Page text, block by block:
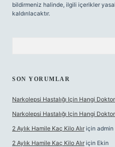
bildirmeniz halinde, ilgili içerikler
kaldırılacaktır.
SON YORUMLAR
Narkolepsi Hastalığı Için Hangi
Narkolepsi Hastalığı Için Hangi
2 Aylık Hamile Kaç Kilo Alır için admin
2 Aylık Hamile Kaç Kilo Alır için Ekin